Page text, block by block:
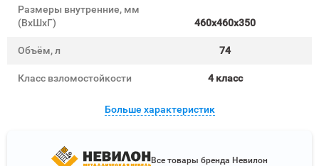
Размеры внутренние, мм
(ВхШхГ)
460x460x350
Объём, л 74
Класс взломостойкости 4 класс
Больше характеристик
Все товары бренда Невилон